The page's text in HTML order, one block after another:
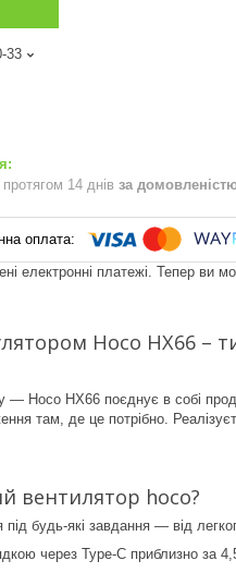
33
14 днів за
електронні платежі. Тепер ви
Hoco HX66 –
— Hoco HX66 поєднує в собі
там, де це потрібно.
вентилятор hoco?
будь-які завдання — від
через Type-C приблизно за